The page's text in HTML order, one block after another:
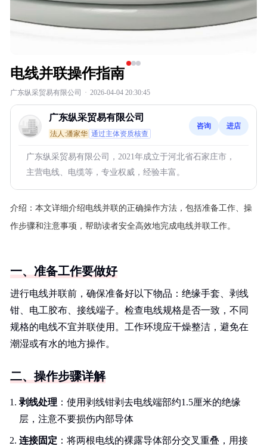
电线并联操作指南
广东纵采贸易有限公司 · 2026-04-04 20:30:45
广东纵采贸易有限公司
法人:潘家华 通过主体资质核查
咨询 进店
广东纵采贸易有限公司，2021年成立于河北省石家庄市，
主营电线、电缆等，专业权威，经验丰富。
介绍： 本文详细介绍电线并联的正确操作方法，包括准备工作、操
作步骤和注意事项，帮助读者安全高效地完成电线并联工作。
一、准备工作要做好
进行电线并联前，确保准备好以下物品：绝缘手套、剥线
钳、电工胶布、接线端子。检查电线规格是否一致，不同
规格的电线不宜并联使用。工作环境应干燥整洁，避免在
潮湿或有水的地方操作。
二、操作步骤详解
剥线处理 ：使用剥线钳剥去电线端部约1.5厘米的绝缘
层，注意不要损伤内部导体
连接固定 ：将两根电线的裸露导体部分交叉重叠，用接